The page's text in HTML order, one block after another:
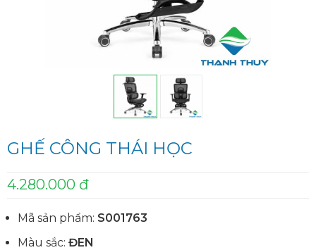
GHẾ CÔNG THÁI HỌC
4.280.000 đ
Mã sản phẩm: S001763
Màu sắc: ĐEN